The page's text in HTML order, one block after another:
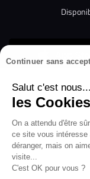
Continuer sans
Salut c'est nous...
les
On a attendu d'être
ce site vous intéresse
déranger, mais on
visite...
C'est OK pour vous ?
Conditions
les webradios